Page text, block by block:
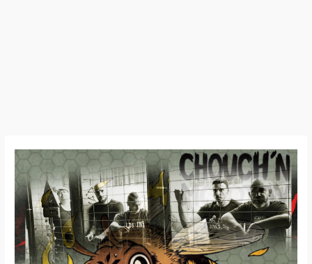
Chouch
‘N’
Molotov
Découvrez
le